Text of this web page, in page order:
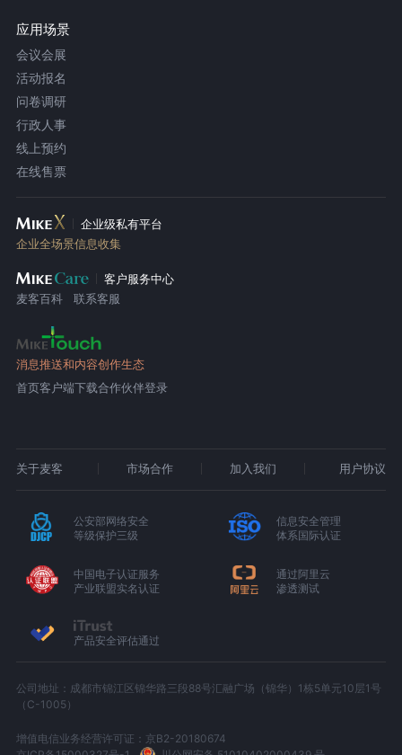
应用场景
会议会展
活动报名
问卷调研
行政人事
线上预约
在线售票
企业级私有平台
企业全场景信息收集
客户服务中心
麦客百科
联系客服
消息推送和内容创作生态
首页客户端下载合作伙伴登录
关于麦客 市场合作 加入我们 用户协议
公安部网络安全
等级保护三级
信息安全管理
体系国际认证
中国电子认证服务
产业联盟实名认证
通过阿里云
渗透测试
产品安全评估通过
公司地址：成都市锦江区锦华路三段88号汇融广场（锦华）1栋5单元10层1号
（C-1005）
增值电信业务经营许可证：京B2-20180674